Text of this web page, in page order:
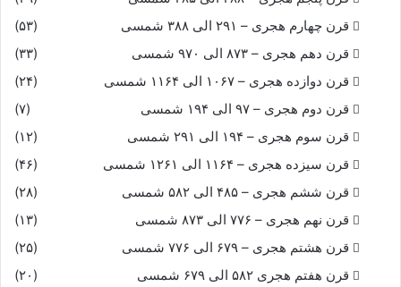
قرن چهارم هجری – ۲۹۱ الی ۳۸۸ شمسی
(۵۳)
قرن دهم هجری – ۸۷۳ الی ۹۷۰ شمسی
(۳۳)
قرن دوازده هجری – ۱۰۶۷ الی ۱۱۶۴ شمسی
(۲۴)
قرن دوم هجری – ۹۷ الی ۱۹۴ شمسی
(۷)
قرن سوم هجری – ۱۹۴ الی ۲۹۱ شمسی
(۱۲)
قرن سیزده هجری – ۱۱۶۴ الی ۱۲۶۱ شمسی
(۴۶)
قرن ششم هجری – ۴۸۵ الی ۵۸۲ شمسی
(۲۸)
قرن نهم هجری – ۷۷۶ الی ۸۷۳ شمسی
(۱۳)
قرن هشتم هجری – ۶۷۹ الی ۷۷۶ شمسی
(۲۵)
قرن هفتم هجری ۵۸۲ الی ۶۷۹ شمسی
(۲۰)